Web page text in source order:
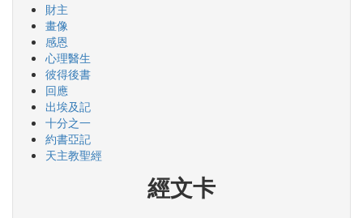
財主
畫像
感恩
心理醫生
彼得後書
回應
出埃及記
十分之一
約書亞記
天主教聖經
經文卡